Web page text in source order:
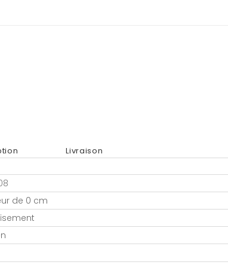
Livraison
de 0 cm